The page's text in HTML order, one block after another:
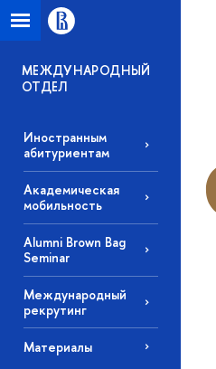
МЕЖДУНАРОДНЫЙ
ОТДЕЛ
Иностранным
абитуриентам
Академическая
мобильность
Alumni Brown Bag
Seminar
Международный
рекрутинг
Материалы